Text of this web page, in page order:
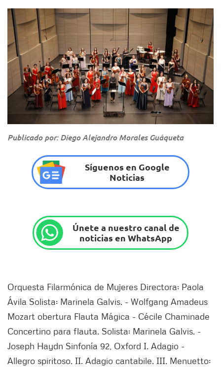
Publicado por: Diego Alejandro Morales Guáqueta
Síguenos en Google
Noticias
Únete a nuestro canal de
noticias en WhatsApp
Orquesta Filarmónica de Mujeres Directora: Paola
Ávila Solista: Marinela Galvis. - Wolfgang Amadeus
Mozart obertura Flauta Mágica - Cécile Chaminade
Concertino para flauta. Solista: Marinela Galvis. -
Joseph Haydn Sinfonía 92, Oxford I. Adagio -
Allegro spiritoso. II. Adagio cantabile. III. Menuetto: